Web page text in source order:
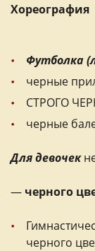
Хореография
Футболка
черные
СТРОГО
черные
Для девочек
— черного
черного